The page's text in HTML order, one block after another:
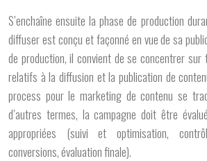
S’enchaîne ensuite la phase de production
diffuser est conçu et façonné en vue de sa
de production, il convient de se concentrer sur
relatifs à la diffusion et la publication de
process pour le marketing de contenu se
d’autres termes, la campagne doit être
appropriées (suivi et optimisation,
conversions, évaluation finale).